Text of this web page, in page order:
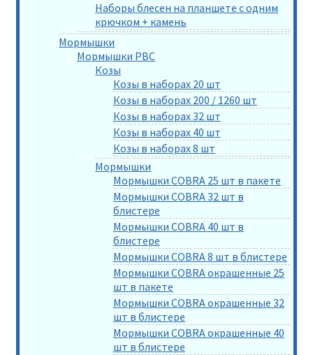
Наборы блесен на планшете с одним
крючком + камень
Мормышки
Мормышки РВС
Козы
Козы в наборах 20 шт
Козы в наборах 200 / 1260 шт
Козы в наборах 32 шт
Козы в наборах 40 шт
Козы в наборах 8 шт
Мормышки
Мормышки COBRA 25 шт в пакете
Мормышки COBRA 32 шт в
блистере
Мормышки COBRA 40 шт в
блистере
Мормышки COBRA 8 шт в блистере
Мормышки COBRA окрашенные 25
шт в пакете
Мормышки COBRA окрашенные 32
шт в блистере
Мормышки COBRA окрашенные 40
шт в блистере